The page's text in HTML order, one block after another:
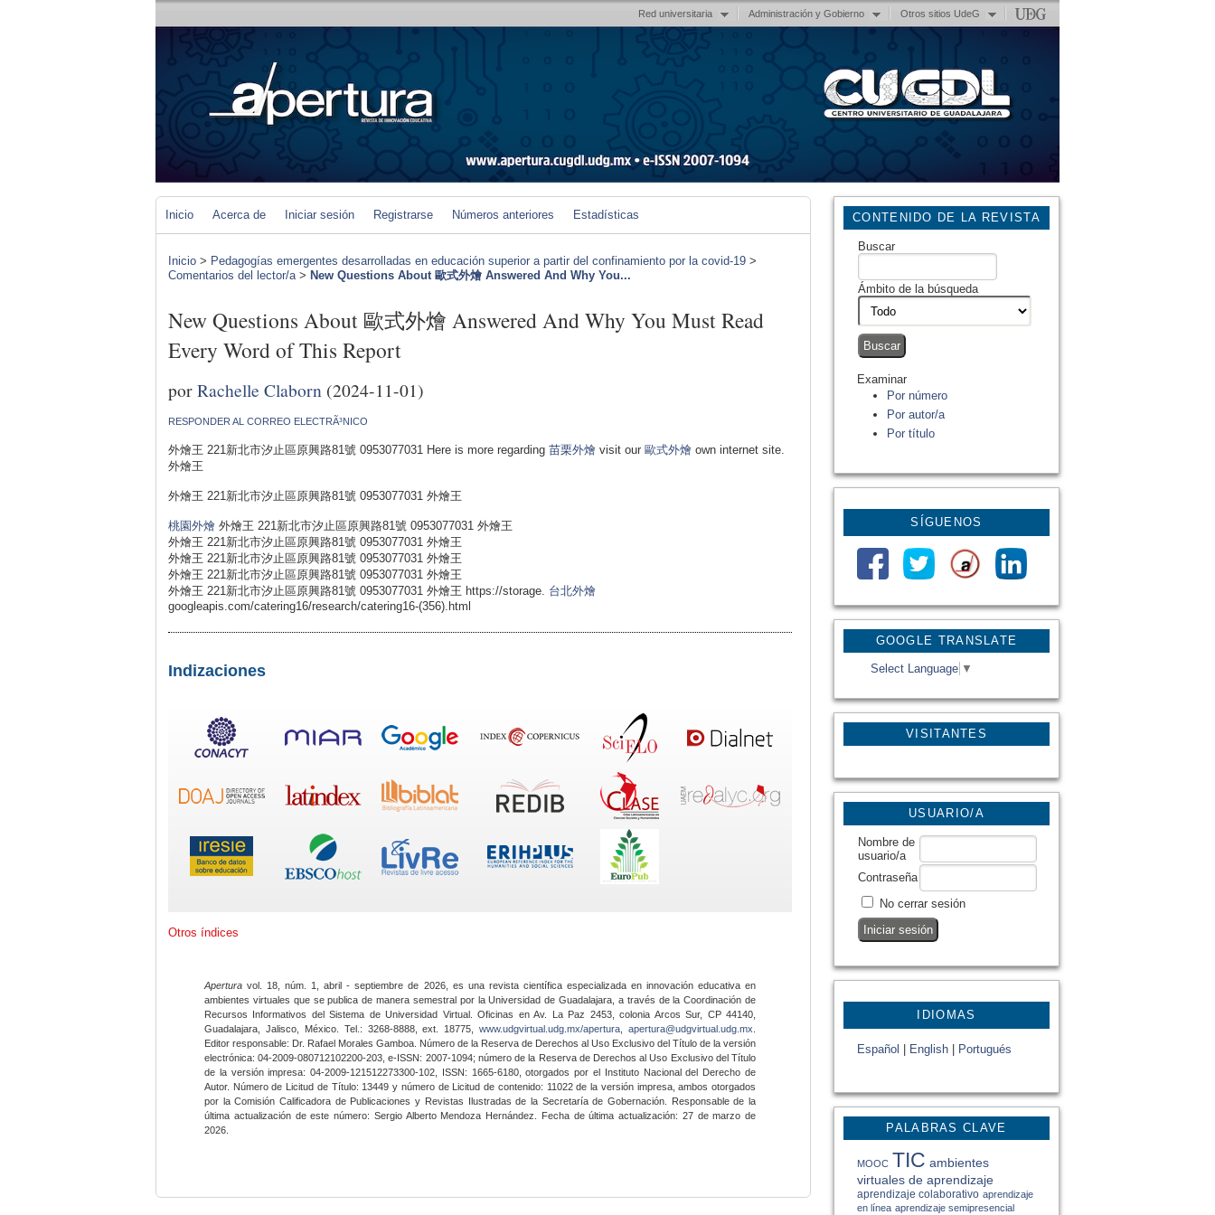
Red universitaria Administración y Gobierno Otros sitios UdeG
GOOGLE TRANSLATE
Select Language ▼
VISITANTES
CONTENIDO DE LA REVISTA
Buscar
Ámbito de la búsqueda
Examinar
Por número
Por autor/a
Por título
SÍGUENOS
USUARIO/A
Nombre de
usuario/a
Contraseña
No cerrar sesión
IDIOMAS
Español English Portugués
PALABRAS CLAVE
MOOC TIC ambientes
virtuales de aprendizaje
aprendizaje colaborativo aprendizaje
en línea aprendizaje semipresencial
Inicio Acerca de Iniciar sesión Registrarse Números anteriores Estadísticas
Inicio > Pedagogías emergentes desarrolladas en educación superior a partir del confinamiento por la covid-19 >
Comentarios del lector/a> New Questions About 歐式外燴 Answered And Why You...
New Questions About 歐式外燴 Answered And Why You Must Read
Every Word of This Report
porRachelle Claborn (2024-11-01)
RESPONDER AL CORREO ELECTRÃ³NICO
外燴王 221新北市汐止區原興路81號 0953077031 Here is more regarding 苗栗外燴 visit our 歐式外燴 own internet site.
外燴王
外燴王 221新北市汐止區原興路81號 0953077031 外燴王
桃園外燴 外燴王 221新北市汐止區原興路81號 0953077031 外燴王
外燴王 221新北市汐止區原興路81號 0953077031 外燴王
外燴王 221新北市汐止區原興路81號 0953077031 外燴王
外燴王 221新北市汐止區原興路81號 0953077031 外燴王
外燴王 221新北市汐止區原興路81號 0953077031 外燴王 https://storage. 台北外燴
googleapis.com/catering16/research/catering16-(356).html
Indizaciones
Otros índices
Apertura vol. 18, núm. 1, abril - septiembre de 2026, es una revista científica especializada en innovación educativa en
ambientes virtuales que se publica de manera semestral por la Universidad de Guadalajara, a través de la Coordinación de
Recursos Informativos del Sistema de Universidad Virtual. Oficinas en Av. La Paz 2453, colonia Arcos Sur, CP 44140,
Guadalajara, Jalisco, México. Tel.: 3268-8888, ext. 18775,www.udgvirtual.udg.mx/apertura apertura@udgvirtual.udg.mx
Editor responsable: Dr. Rafael Morales Gamboa. Número de la Reserva de Derechos al Uso Exclusivo del Título de la versión
electrónica: 04-2009-080712102200-203, e-ISSN: 2007-1094; número de la Reserva de Derechos al Uso Exclusivo del Título
de la versión impresa: 04-2009-121512273300-102, ISSN: 1665-6180, otorgados por el Instituto Nacional del Derecho de
Autor. Número de Licitud de Título: 13449 y número de Licitud de contenido: 11022 de la versión impresa, ambos otorgados
por la Comisión Calificadora de Publicaciones y Revistas Ilustradas de la Secretaría de Gobernación. Responsable de la
última actualización de este número: Sergio Alberto Mendoza Hernández. Fecha de última actualización: 27 de marzo de
2026.